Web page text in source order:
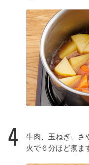
4
牛肉、玉ねぎ、さ
火で６分ほど煮ま